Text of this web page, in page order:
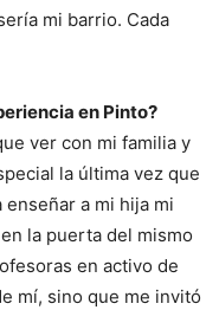
mi barrio. Cada
en Pinto?
ver con mi familia y
la última vez que
a mi hija mi
la puerta del mismo
en activo de
mí, sino que me invitó